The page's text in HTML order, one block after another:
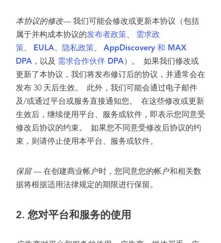
本协议的修改— 我们可能会修改或更新本协议（包括
属于并构成本协议的发布者政策、 需求政
策、 EULA、 隐私政策、 AppDiscovery 和 MAX
DPA ，以及 需求合作伙伴 DPA）。 如果我们修改或
更新了本协议，我们将发布修订后的协议，并通常会在
发布 30 天后生效。 此外，我们可能会通过电子邮件
及/或通过平台或服务直接通知您。 在这些修改或更新
生效后，继续使用平台、服务或软件，即表示您同意受
修改后协议的约束。 如果您不同意受修改后协议的约
束，则请停止使用本平台、服务或软件。
保留— 在创建商业帐户时，您同意您的帐户和相关数
据将根据适用法律规定的期限进行保留。
2. 您对平台和服务的使用